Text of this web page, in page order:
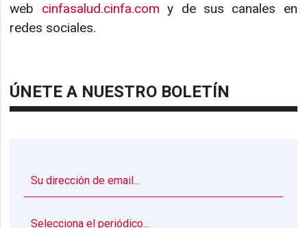
web cinfasalud.cinfa.com y de sus canales en
redes sociales.
ÚNETE A NUESTRO BOLETÍN